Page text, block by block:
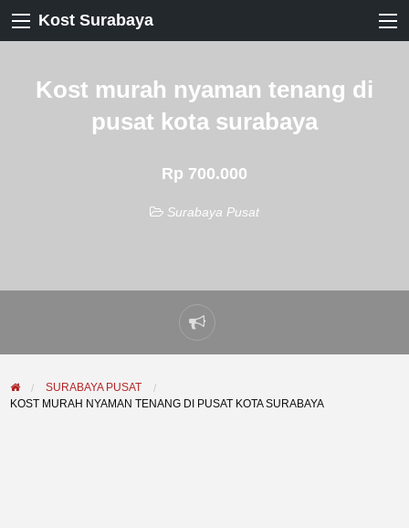
Kost Surabaya
Kost murah nyaman tenang di
pusat kota surabaya
Rp 700.000
Surabaya Pusat
Laporkan
masalah
SURABAYA PUSAT
KOST MURAH NYAMAN TENANG DI PUSAT KOTA SURABAYA